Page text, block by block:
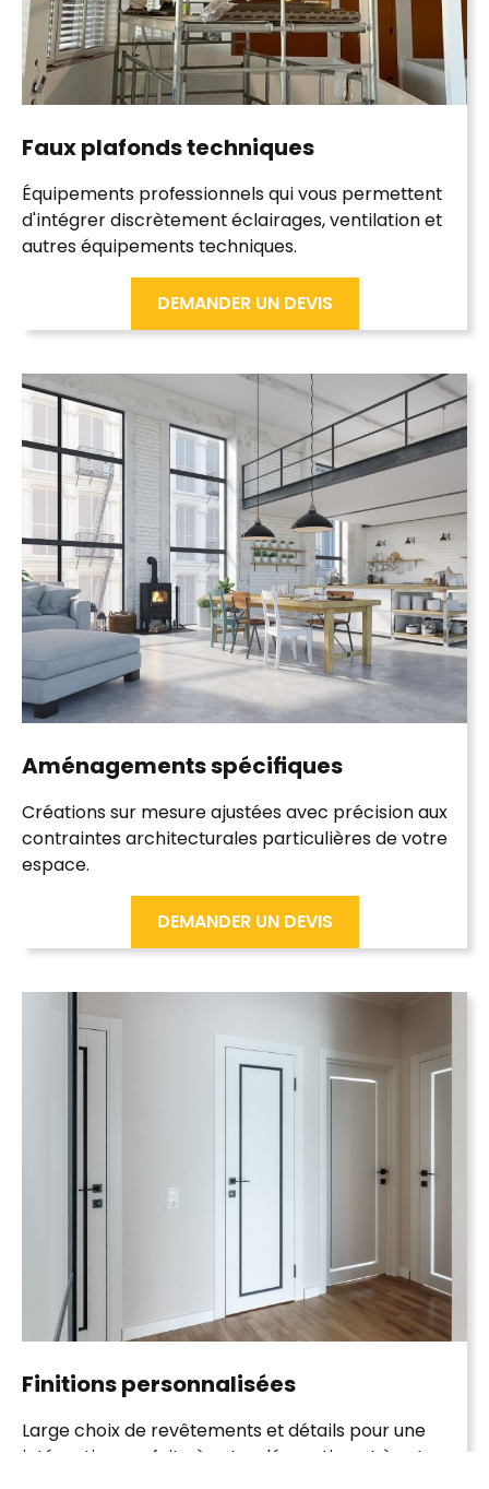
Faux plafondstechniques
Équipements professionnels qui vous permettent
d'intégrer discrètement éclairages, ventilation et
autres équipements techniques.
DEMANDER UN DEVIS
Aménagementsspécifiques
Créations sur mesure ajustées avec précision aux
contraintes architecturales particulières de votre
espace.
DEMANDER UN DEVIS
Finitionspersonnalisées
Large choix de revêtementset détails pour une
intégration parfaite à votre décoration et à votre